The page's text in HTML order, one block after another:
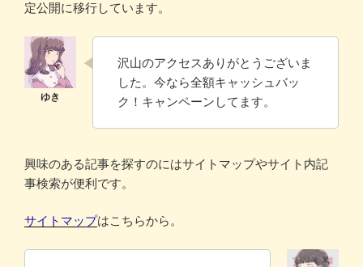
定公開に移行しています。
沢山のアクセスありがとうございま
した。今なら全額キャッシュバッ
ク！キャンペーンしてます。
興味のある記事を探すのにはサイトマップやサイト内記
事検索が便利です。
サイトマップはこちらから。